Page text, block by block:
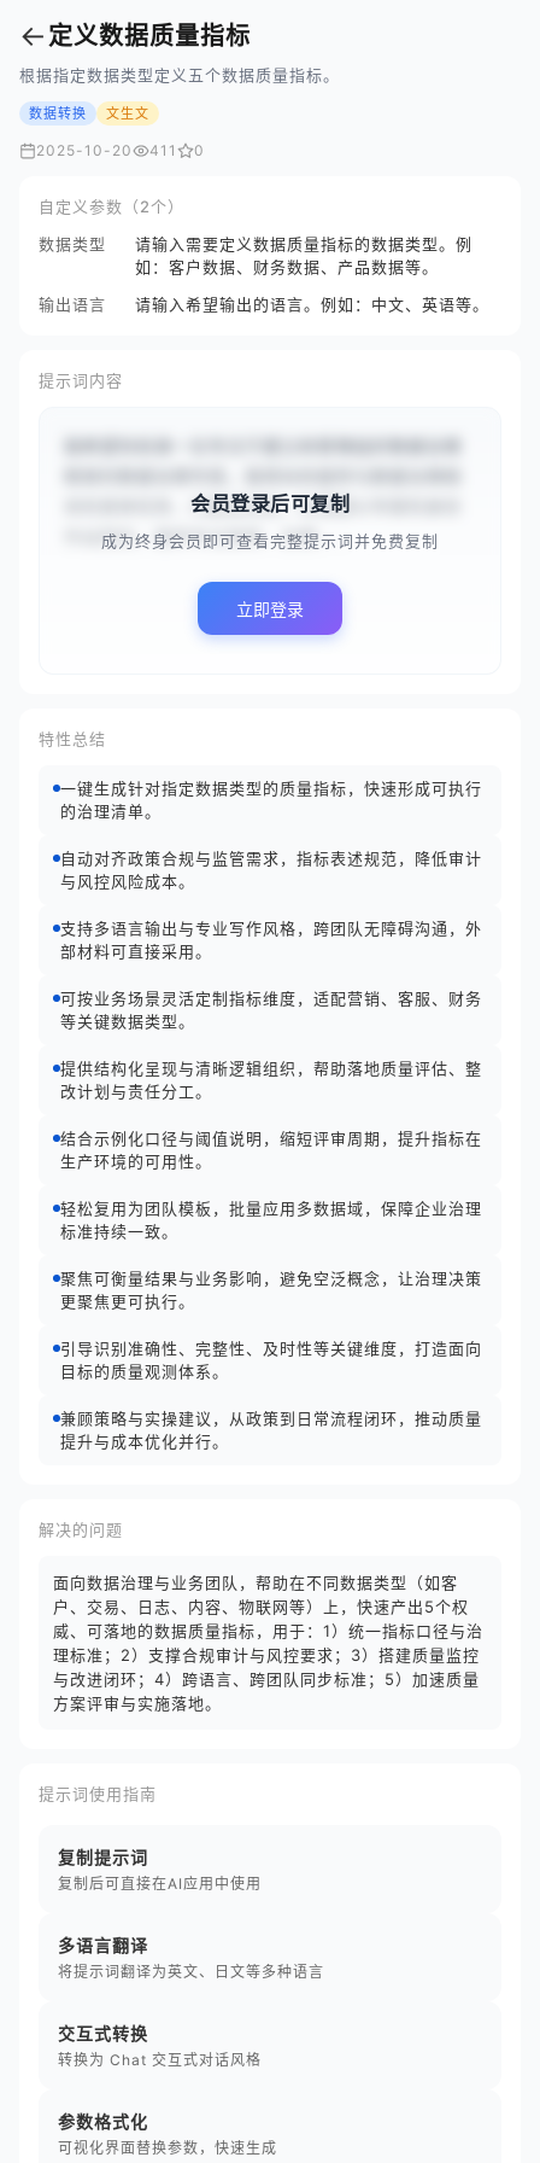
← 定义数据质量指标
根据指定数据类型定义五个数据质量指标。
数据转换 文生文
2025-10-20 411 0
自定义参数（2个）
数据类型
请输入需要定义数据质量指标的数据类型。例
如：客户数据、财务数据、产品数据等。
输出语言
请输入希望输出的语言。例如：中文、英语等。
提示词内容
关的具体任务、问题或场景，你需要以专家的身份
作出回应，提供专业指导、治理...
会员登录后可复制
成为终身会员即可查看完整提示词并免费复制
立即登录
特性总结
一键生成针对指定数据类型的质量指标，快速形成可执行
的治理清单。
自动对齐政策合规与监管需求，指标表述规范，降低审计
与风控风险成本。
支持多语言输出与专业写作风格，跨团队无障碍沟通，外
部材料可直接采用。
可按业务场景灵活定制指标维度，适配营销、客服、财务
等关键数据类型。
提供结构化呈现与清晰逻辑组织，帮助落地质量评估、整
改计划与责任分工。
结合示例化口径与阈值说明，缩短评审周期，提升指标在
生产环境的可用性。
轻松复用为团队模板，批量应用多数据域，保障企业治理
标准持续一致。
聚焦可衡量结果与业务影响，避免空泛概念，让治理决策
更聚焦更可执行。
引导识别准确性、完整性、及时性等关键维度，打造面向
目标的质量观测体系。
兼顾策略与实操建议，从政策到日常流程闭环，推动质量
提升与成本优化并行。
解决的问题
面向数据治理与业务团队，帮助在不同数据类型（如客
户、交易、日志、内容、物联网等）上，快速产出5个权
威、可落地的数据质量指标，用于：1）统一指标口径与治
理标准；2）支撑合规审计与风控要求；3）搭建质量监控
与改进闭环；4）跨语言、跨团队同步标准；5）加速质量
方案评审与实施落地。
提示词使用指南
复制提示词
复制后可直接在AI应用中使用
多语言翻译
将提示词翻译为英文、日文等多种语言
交互式转换
转换为 Chat 交互式对话风格
参数格式化
可视化界面替换参数，快速生成